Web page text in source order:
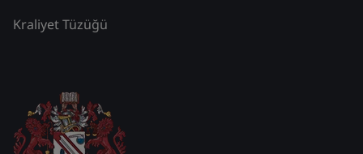
Kraliyet Tüzüğü